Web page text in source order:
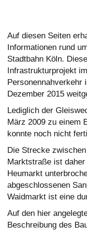
Auf diesen Seiten
Informationen rund
Stadtbahn Köln.
Infrastrukturprojekt
Personennahverkehr
Dezember 2015
Lediglich der
März 2009 zu einem
konnte noch nicht
Die Strecke
Marktstraße ist
Heumarkt
abgeschlossenen
Waidmarkt ist eine
Auf den hier
Beschreibung des